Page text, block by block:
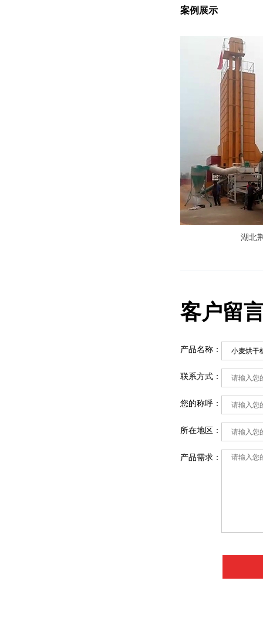
案例展示
湖北
客户留
产品名称：
联系方式：
您的称呼：
所在地区：
产品需求：